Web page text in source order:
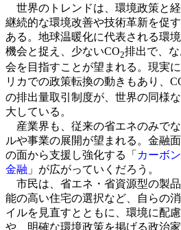
世界のトレンドは、環境政策と
継続的な環境改善や技術革新を促
ある。地球温暖化に代表される環
機会と捉え、少ないCO2排出で、
会を目指すことが望まれる。現実
リカでの政策転換の動きもあり、
の排出量取引制度が、世界の同様
大している。
産業界も、従来の省エネのみで
ルや事業の展開が望まれる。金融
の面から支援し強化する「 カーボ
金融 」が広がっていくだろう。
市民は、省エネ・省資源型の製
能の高い住宅の選択など、自らの
イルを見直すとともに、環境に配
や、明確な環境政策を掲げる政治